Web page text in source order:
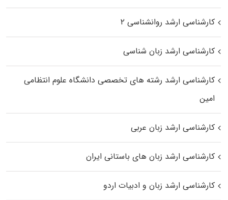
کارشناسی ارشد روانشناسی ۲
کارشناسی ارشد زبان شناسی
کارشناسی ارشد رﺷﺘﻪ ﻫﺎی تخصصی داﻧﺸﮕﺎه ﻋﻠﻮم انتظامی
اﻣﻴﻦ
کارشناسی ارشد زبان عربی
کارشناسی ارشد زبان‌ های باستانی ایران
کارشناسی ارشد زبان و ادبیات اردو